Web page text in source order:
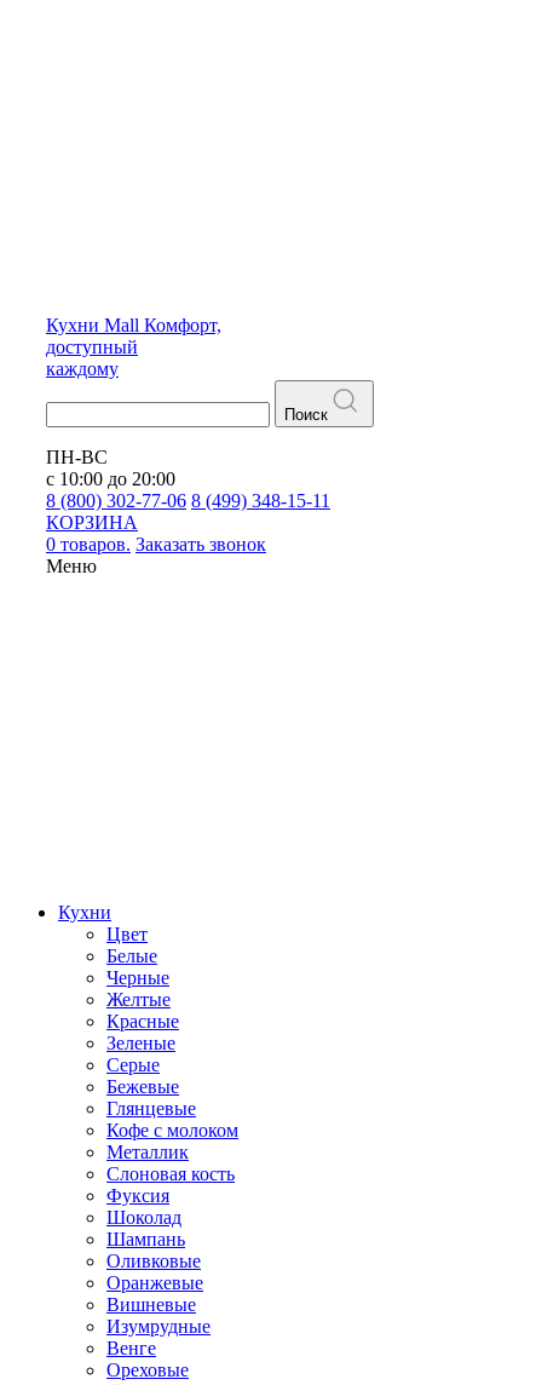
Кухни Mall Комфорт,
доступный
каждому
Поиск
ПН-ВС
с 10:00 до 20:00
8 (800) 302-77-06 8 (499) 348-15-11
КОРЗИНА
0 товаров. Заказать звонок
Меню
Кухни
Цвет
Белые
Черные
Желтые
Красные
Зеленые
Серые
Бежевые
Глянцевые
Кофе с молоком
Металлик
Слоновая кость
Фуксия
Шоколад
Шампань
Оливковые
Оранжевые
Вишневые
Изумрудные
Венге
Ореховые